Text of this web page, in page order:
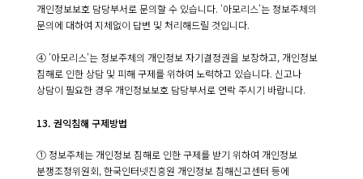
개인정보보호 담당부서로 문의할 수 있습니다. '아모리스'는 정보주체의
문의에 대하여 지체없이 답변 및 처리해드릴 것입니다.
④ '아모리스'는 정보주체의 개인정보 자기결정권을 보장하고, 개인정보
침해로 인한 상담 및 피해 구제를 위하여 노력하고 있습니다. 신고나
상담이 필요한 경우 개인정보보호 담당부서로 연락 주시기 바랍니다.
13. 권익침해 구제방법
① 정보주체는 개인정보 침해로 인한 구제를 받기 위하여 개인정보
분쟁조정위원회, 한국인터넷진흥원 개인정보 침해신고센터 등에